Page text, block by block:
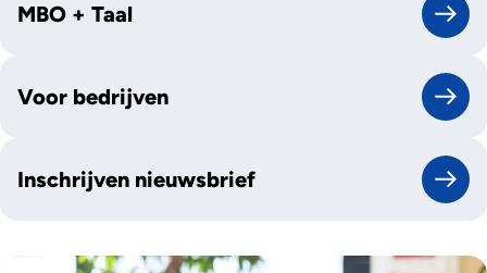
MBO + Taal
Voor bedrijven
Inschrijven nieuwsbrief